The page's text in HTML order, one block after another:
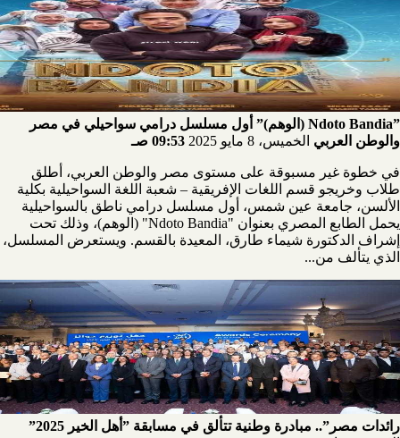
”Ndoto Bandia (الوهم)” أول مسلسل درامي سواحيلي في مصر
والوطن العربي الخميس، 8 مايو 2025 09:53 صـ
في خطوة غير مسبوقة على مستوى مصر والوطن العربي، أطلق
طلاب وخريجو قسم اللغات الإفريقية – شعبة اللغة السواحيلية بكلية
الألسن، جامعة عين شمس، أول مسلسل درامي ناطق بالسواحيلية
يحمل الطابع المصري بعنوان "Ndoto Bandia" (الوهم)، وذلك تحت
إشراف الدكتورة شيماء طارق، المعيدة بالقسم. ويستعرض المسلسل،
الذي يتألف من...
رائدات مصر”.. مبادرة وطنية تتألق في مسابقة ”أهل الخير 2025”